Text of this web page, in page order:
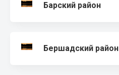
Барский район
Бершадский район